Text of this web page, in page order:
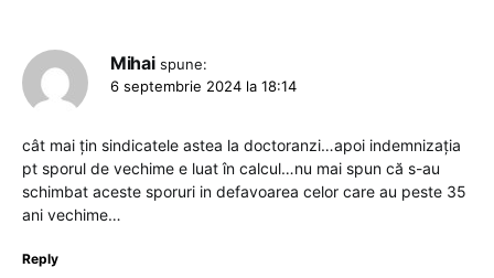
Mihai spune:
6 septembrie 2024 la 18:14
cât mai țin sindicatele astea la doctoranzi…apoi indemnizația
pt sporul de vechime e luat în calcul…nu mai spun că s-au
schimbat aceste sporuri in defavoarea celor care au peste 35
ani vechime…
Reply